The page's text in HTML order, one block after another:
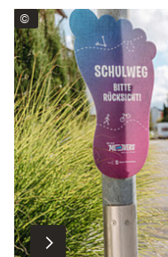
© Johanna Lohr / MOVERS